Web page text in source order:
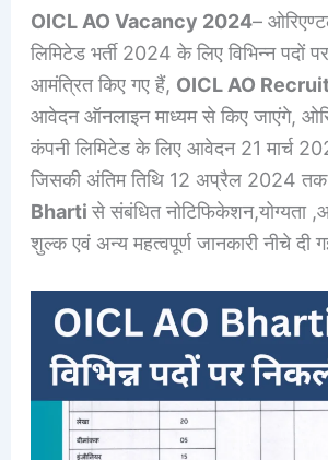
OICL AO Vacancy 2024–
लिमिटेड भर्ती 2024 के लिए विभिन्न पदों
आमंत्रित किए गए हैं, OICL AO
आवेदन ऑनलाइन माध्यम से किए जाएंगे,
कंपनी लिमिटेड के लिए आवेदन 21 मार्च
जिसकी अंतिम तिथि 12 अप्रैल 2024
Bhartiसे संबंधित नोटिफिकेशन,योग्यता
शुल्क एवं अन्य महत्वपूर्ण जानकारी नीचे दी